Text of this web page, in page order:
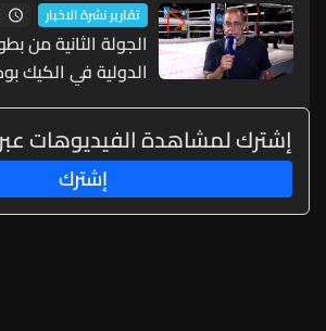
تقارير نشرة الاخبار
الدولية في الكيك
إشترك لمشاهدة الفيديوهات عبر
إشترك